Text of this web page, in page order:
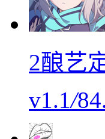
2酿艺
v1.1/